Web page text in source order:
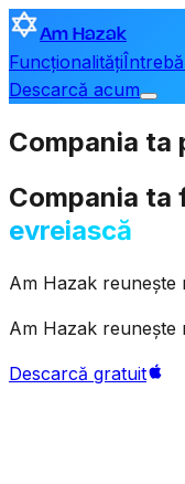
Am Hazak
Funcționalități
Descarcă acum
Compania ta
Compania ta
evreiască
Am Hazak reunește
Am Hazak reunește
Descarcă gratuit